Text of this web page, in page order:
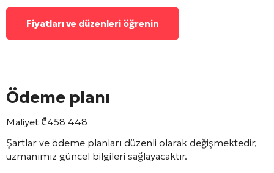
Fiyatları ve düzenleri öğrenin
Ödeme planı
Maliyet ₾458 448
Şartlar ve ödeme planları düzenli olarak değişmektedir,
uzmanımız güncel bilgileri sağlayacaktır.